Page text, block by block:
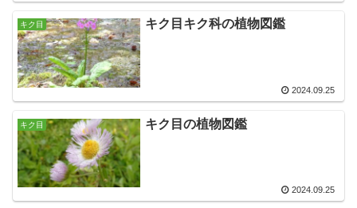
キク目 キク目キク科の植物図鑑
2024.09.25
キク目 キク目の植物図鑑
2024.09.25